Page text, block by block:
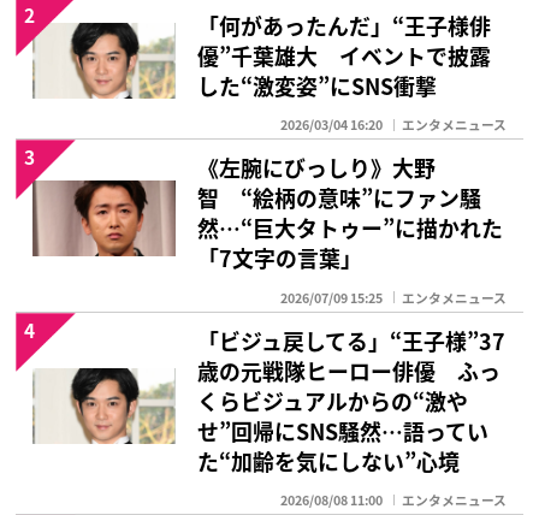
「何があったんだ」“王子様俳
優”千葉雄大 イベントで披露
した“激変姿”にSNS衝撃
2026/03/04 16:20 エンタメニュース
2
《左腕にびっしり》大野
智 “絵柄の意味”にファン騒
然…“巨大タトゥー”に描かれた
「7文字の言葉」
2026/07/09 15:25 エンタメニュース
3
「ビジュ戻してる」“王子様”37
歳の元戦隊ヒーロー俳優 ふっ
くらビジュアルからの“激や
せ”回帰にSNS騒然…語ってい
た“加齢を気にしない”心境
2026/08/08 11:00 エンタメニュース
4